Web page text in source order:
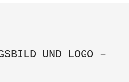
UND LOGO –